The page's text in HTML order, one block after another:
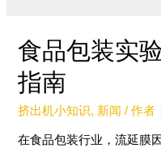
食品包装实
指南
挤出机小知识, 新闻 / 作者
在食品包装行业，流延膜